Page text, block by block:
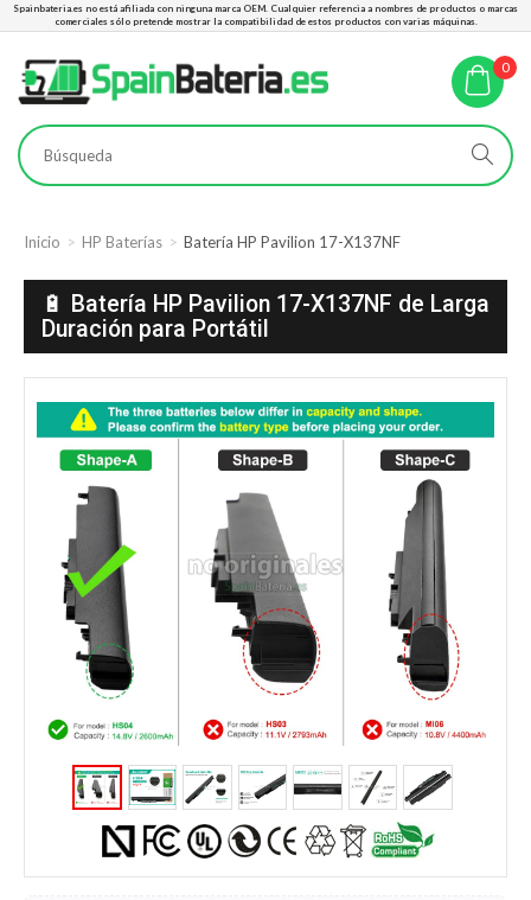
Spainbateria.es no está afiliada con ninguna marca OEM. Cualquier referencia a nombres de productos o marcas
comerciales sólo pretende mostrar la compatibilidad de estos productos con varias máquinas.
0
Inicio HP Baterías Batería HP Pavilion 17-X137NF
🔋 Batería HP Pavilion 17-X137NF de Larga
Duración para Portátil